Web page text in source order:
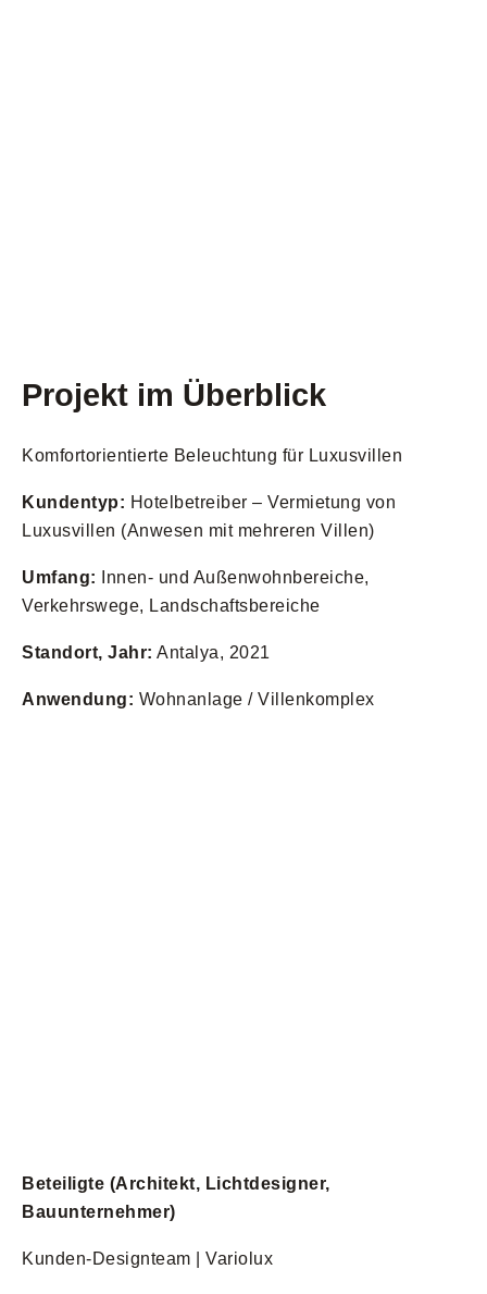
Projekt im Überblick
Komfortorientierte Beleuchtung für Luxusvillen
Kundentyp: Hotelbetreiber – Vermietung von
Luxusvillen (Anwesen mit mehreren Villen)
Umfang: Innen- und Außenwohnbereiche,
Verkehrswege, Landschaftsbereiche
Standort, Jahr: Antalya, 2021
Anwendung: Wohnanlage / Villenkomplex
Beteiligte (Architekt, Lichtdesigner,
Bauunternehmer)
Kunden-Designteam | Variolux